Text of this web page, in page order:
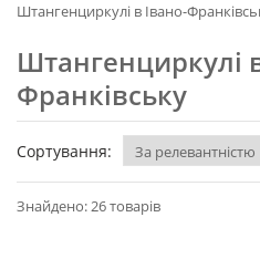
Штангенциркулі в Івано-
Штангенциркулі
Франківську
Сортування:
Знайдено: 26 товарів